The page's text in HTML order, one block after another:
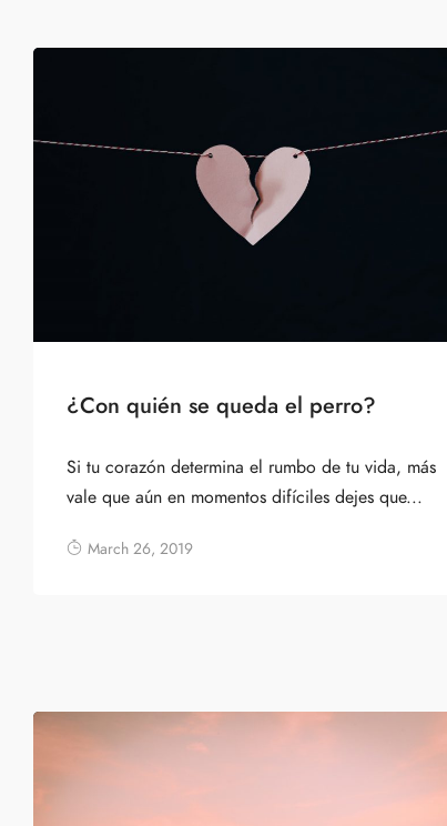
¿Con quién se queda el perro?
Si tu corazón determina el rumbo de tu vida, más
vale que aún en momentos difíciles dejes que...
March 26, 2019